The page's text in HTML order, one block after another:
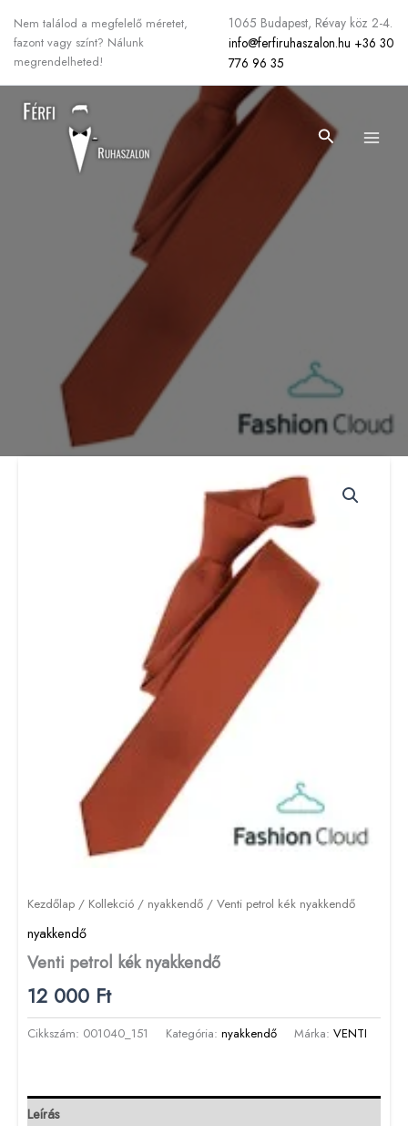
Nem találod a megfelelő méretet,
fazont vagy színt? Nálunk
megrendelheted!
1065 Budapest, Révay köz 2-4.
info@ferfiruhaszalon.hu +36 30
776 96 35
Search
Kezdőlap / Kollekció / nyakkendő / Venti petrol kék nyakkendő
nyakkendő
Venti petrol kék nyakkendő
12 000 Ft
Cikkszám: 001040_151 Kategória: nyakkendő Márka: VENTI
Leírás